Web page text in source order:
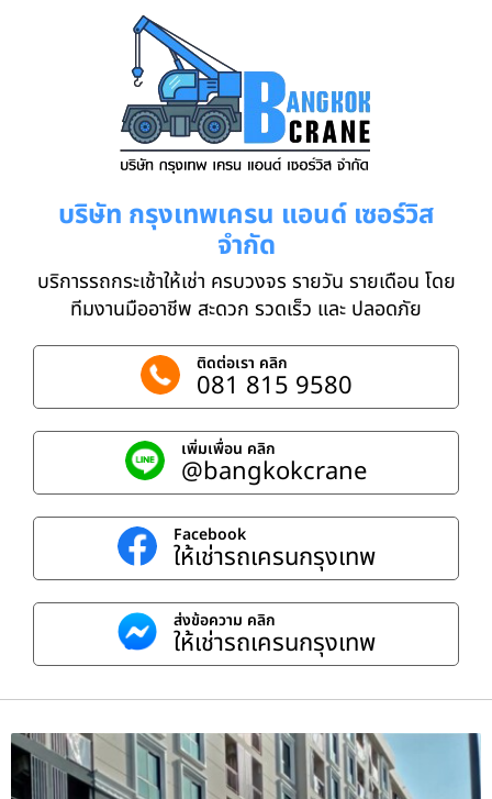
บริษัท กรุงเทพเครน แอนด์ เซอร์วิส
จำกัด
บริการรถกระเช้าให้เช่า ครบวงจร รายวัน รายเดือน โดย
ทีมงานมืออาชีพ สะดวก รวดเร็ว และ ปลอดภัย
ติดต่อเรา คลิก
081 815 9580
เพิ่มเพื่อน คลิก
@bangkokcrane
Facebook
ให้เช่ารถเครนกรุงเทพ
ส่งข้อความ คลิก
ให้เช่ารถเครนกรุงเทพ